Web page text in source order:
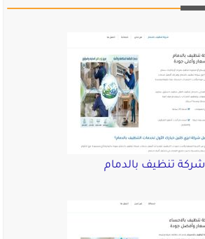
شركة تنظيف بالدمام